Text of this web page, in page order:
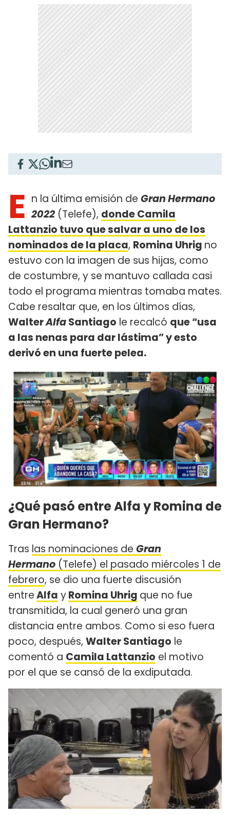
E n la última emisión de Gran Hermano
2022 (Telefe), donde Camila
Lattanzio tuvo que salvar a uno de los
nominados de la placa, Romina Uhrig no
estuvo con la imagen de sus hijas, como
de costumbre, y se mantuvo callada casi
todo el programa mientras tomaba mates.
Cabe resaltar que, en los últimos días,
WalterAlfaSantiago le recalcó que “usa
a las nenas para dar lástima” y esto
derivó en una fuerte pelea.
¿Qué pasó entre Alfa y Romina de
Gran Hermano?
Tras las nominaciones de Gran
Hermano (Telefe) el pasado miércoles 1 de
febrero, se dio una fuerte discusión
entreAlfa yRomina Uhrig que no fue
transmitida, la cual generó una gran
distancia entre ambos. Como si eso fuera
poco, después, Walter Santiago le
comentó a Camila Lattanzio el motivo
por el que se cansó de la exdiputada.